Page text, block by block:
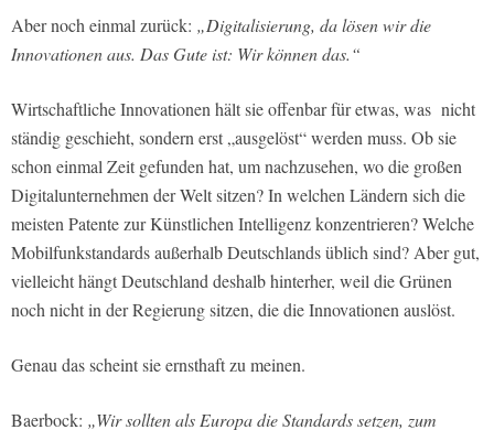
Aber noch einmal zurück: „Digitalisierung, da lösen wir die
Innovationen aus. Das Gute ist: Wir können das.“
Wirtschaftliche Innovationen hält sie offenbar für etwas, was nicht
ständig geschieht, sondern erst „ausgelöst“ werden muss. Ob sie
schon einmal Zeit gefunden hat, um nachzusehen, wo die großen
Digitalunternehmen der Welt sitzen? In welchen Ländern sich die
meisten Patente zur Künstlichen Intelligenz konzentrieren? Welche
Mobilfunkstandards außerhalb Deutschlands üblich sind? Aber gut,
vielleicht hängt Deutschland deshalb hinterher, weil die Grünen
noch nicht in der Regierung sitzen, die die Innovationen auslöst.
Genau das scheint sie ernsthaft zu meinen.
Baerbock: „Wir sollten als Europa die Standards setzen, zum